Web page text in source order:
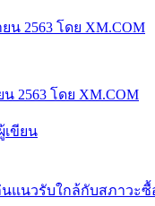
น 2563 โดย XM.COM
2563 โดย XM.COM
เขียน
นแนวรับใกล้กับสภาวะซื้